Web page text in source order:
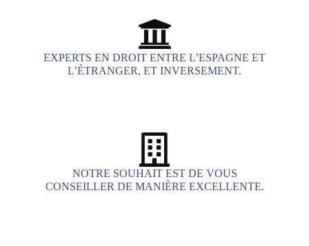
EXPERTS EN DROIT ENTRE L’ESPAGNE ET
L’ÉTRANGER, ET INVERSEMENT.
NOTRE SOUHAIT EST DE VOUS
CONSEILLER DE MANIÈRE EXCELLENTE.